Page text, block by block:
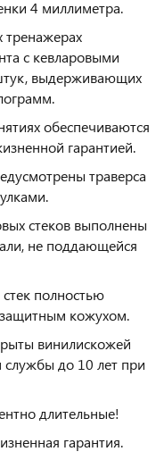
4 миллиметра.
тренажерах
с кевларовыми
выдерживающих
обеспечиваются
гарантией.
траверса
стеков выполнены
не поддающейся
полностью
защитным кожухом.
винилискожей
службы до 10 лет при
длительные!
гарантия.